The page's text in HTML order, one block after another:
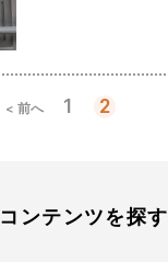
ジ
< 前へ 1 2
コンテンツを探す